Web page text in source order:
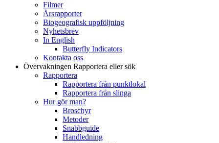
Filmer
Årsrapporter
Biogeografisk uppföljning
Nyhetsbrev
In English
Butterfly Indicators
Kontakta oss
Övervakningen Rapportera eller sök
Rapportera
Rapportera från punktlokal
Rapportera från slinga
Hur gör man?
Broschyr
Metoder
Snabbguide
Handledning